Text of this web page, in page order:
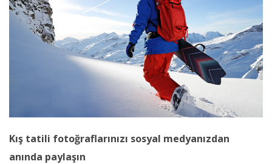
Kış tatili fotoğraflarınızı sosyal medyanızdan
anında paylaşın